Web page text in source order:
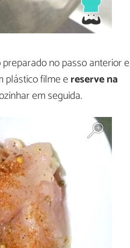
no passo anterior e
plástico filme ereserve na
em seguida.